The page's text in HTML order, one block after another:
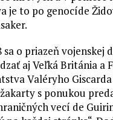
je to po genocíde
sa o priazeň vojenskej
aj Veľká Británia a
Valéryho Giscarda
s ponukou
vecí de